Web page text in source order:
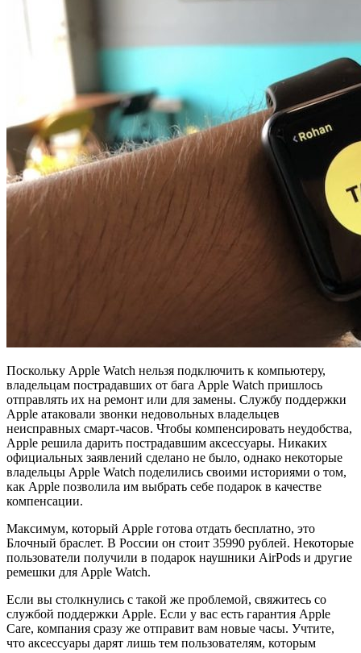
Поскольку Apple Watch нельзя подключить к компьютеру,
владельцам пострадавших от бага Apple Watch пришлось
отправлять их на ремонт или для замены. Службу поддержки
Apple атаковали звонки недовольных владельцев
неисправных смарт-часов. Чтобы компенсировать неудобства,
Apple решила дарить пострадавшим аксессуары. Никаких
официальных заявлений сделано не было, однако некоторые
владельцы Apple Watch поделились своими историями о том,
как Apple позволила им выбрать себе подарок в качестве
компенсации.
Максимум, который Apple готова отдать бесплатно, это
Блочный браслет. В России он стоит 35990 рублей. Некоторые
пользователи получили в подарок наушники AirPods и другие
ремешки для Apple Watch.
Если вы столкнулись с такой же проблемой, свяжитесь со
службой поддержки Apple. Если у вас есть гарантия Apple
Care, компания сразу же отправит вам новые часы. Учтите,
что аксессуары дарят лишь тем пользователям, которым